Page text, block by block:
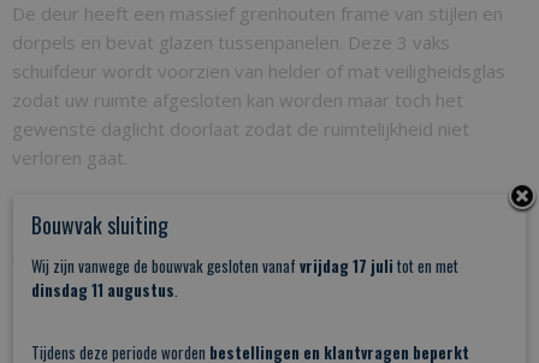
De deur heeft een massief grenhouten frame van stijlen en
dorpels en bevat glazen tussenpanelen. Deze 3 vaks
schuifdeur wordt voorzien van helder of mat veiligheidsglas
zodat uw ruimte afgesloten kan worden maar toch het
gewenste daglicht doorlaat zodat de ruimtelijkheid niet
verloren gaat.
sterke pen en gat verbinding en is toepasbaar in combinatie
met al onze schuifdeursystemen.
Deurdikte 40 mm.
Deze deur is schroevrij en dus meteen overschilderbaar of te
Bouwvak sluiting
Wij zijn vanwege de bouwvak gesloten vanaf vrijdag 17 juli tot en met
dinsdag 11 augustus.
Tijdens deze periode worden bestellingen en klantvragen beperkt